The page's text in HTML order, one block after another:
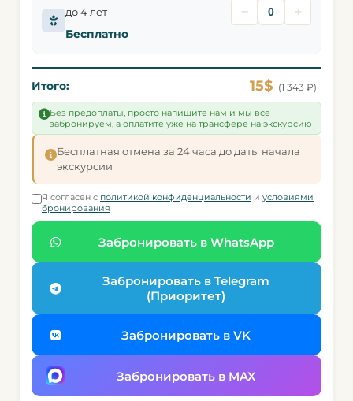
до 4 лет − +
Бесплатно
Итого: 15$ (1 343 ₽)
Без предоплаты, просто напишите нам и мы все
забронируем, а оплатите уже на трансфере на экскурсию
Бесплатная отмена за 24 часа до даты начала
экскурсии
Я согласен с политикой конфиденциальности и условиями
бронирования
Забронировать в WhatsApp
Забронировать в Telegram
(Приоритет)
Забронировать в VK
Забронировать в MAX